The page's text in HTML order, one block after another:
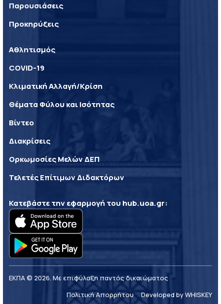
Παρουσιάσεις
Προκηρύξεις
Αθλητισμός
COVID-19
Κλιματική Αλλαγή/Κρίση
Θέματα Φύλου και Ισότητας
Βίντεο
Διακρίσεις
Ορκωμοσίες Μελών ΔΕΠ
Τελετές Επίτιμων Διδακτόρων
Κατεβάστε την εφαρμογή του hub.uoa.gr:
ΕΚΠΑ © 2026. Με επιφύλαξη παντός δικαιώματος
Πολιτική Απορρήτου
Developed by WHISKEY